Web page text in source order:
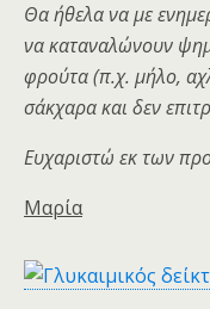
Θα ήθελα να με
να καταναλώνουν
φρούτα (π.χ. μήλο,
σάκχαρα και δεν
Ευχαριστώ εκ των
Μαρία